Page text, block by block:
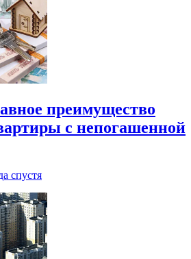
преимущество
с непогашенной
спустя